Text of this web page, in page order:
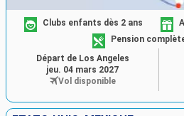
Clubs enfants dès 2 ans
Pension
Départ de Los Angeles
jeu. 04 mars 2027
Vol disponible